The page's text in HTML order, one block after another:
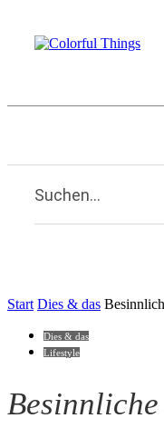
Suchen...
Start Dies & das
Dies & das
Lifestyle